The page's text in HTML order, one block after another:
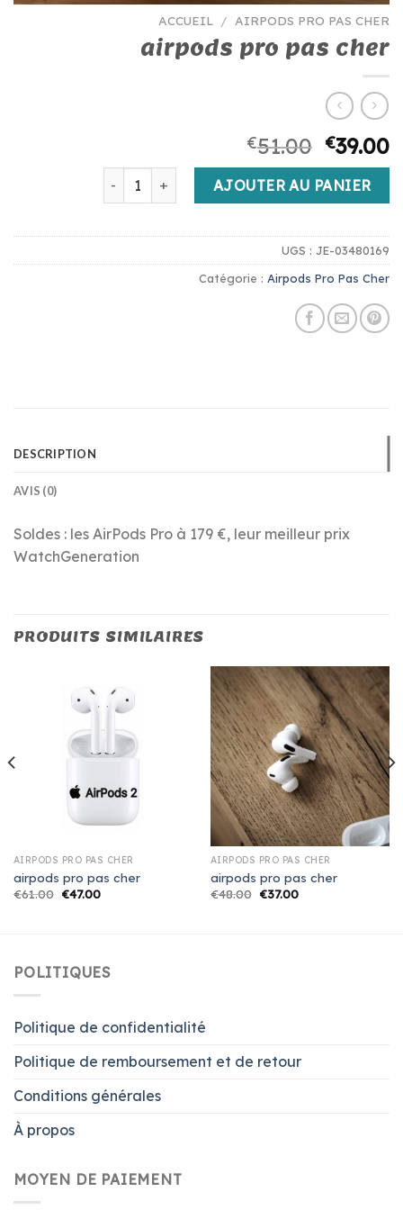
ACCUEIL / AIRPODS PRO PAS CHER
airpods pro pas cher
€51.00 €39.00
quantité de airpods pro pas cher
AJOUTER AU PANIER
UGS : JE-03480169
Catégorie : Airpods Pro Pas Cher
DESCRIPTION
AVIS (0)
Soldes : les AirPods Pro à 179 €, leur meilleur prix
WatchGeneration
PRODUITS SIMILAIRES
AIRPODS PRO PAS CHER
airpods pro pas cher
€61.00 €47.00
AIRPODS PRO PAS CHER
airpods pro pas cher
€48.00 €37.00
POLITIQUES
Politique de confidentialité
Politique de remboursement et de retour
Conditions générales
À propos
MOYEN DE PAIEMENT